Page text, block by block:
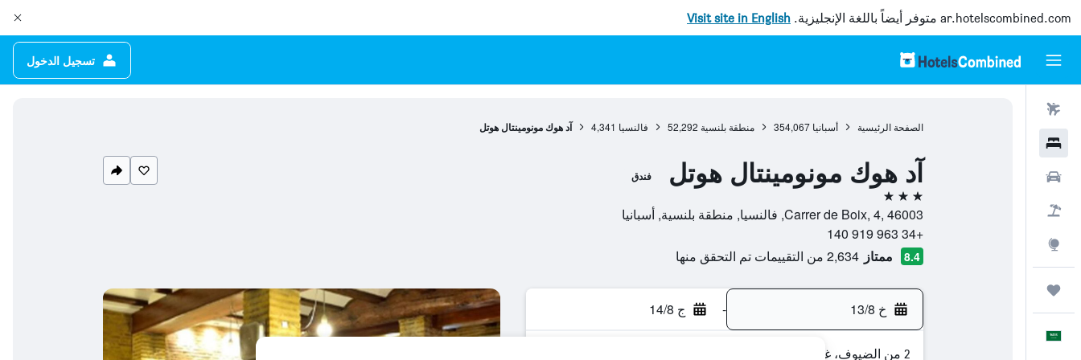
ar.hotelscombined.com متوفر أيضاً باللغة الإنجليزية. Visit site in English
تسجيل الدخول
الصفحة الرئيسية أسبانيا 354,067 منطقة بلنسية 52,292 فالنسيا 4,341 آد هوك مونومينتال هوتل
آد هوك مونومينتال هوتل فندق
3 نجوم
Carrer de Boix, 4, 46003, فالنسيا, منطقة بلنسية, أسبانيا
+34 963 919 140
8.4 ممتاز 2,634 من التقييمات تم التحقق منها
خ 13/8 - ج 14/8
2 من الضيوف، غرفة واحدة